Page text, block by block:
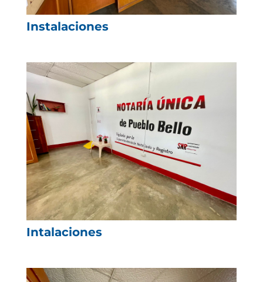
Instalaciones
Intalaciones